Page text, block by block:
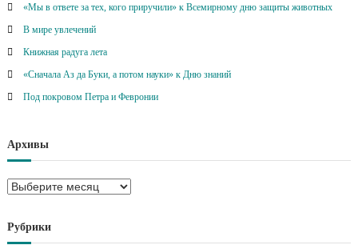
«Мы в ответе за тех, кого приручили» к Всемирному дню защиты животных
В мире увлечений
Книжная радуга лета
«Сначала Аз да Буки, а потом науки» к Дню знаний
Под покровом Петра и Февронии
Архивы
А
Рубрики